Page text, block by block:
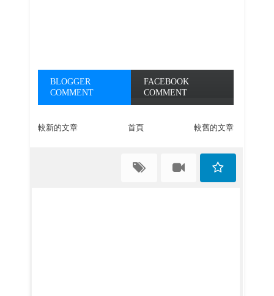
BLOGGER
COMMENT
FACEBOOK
COMMENT
較新的文章 較舊的文章
首頁